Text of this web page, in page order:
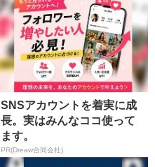
SNSアカウントを着実に成
長。実はみんなココ使って
ます。
PR(Dreaw合同会社)